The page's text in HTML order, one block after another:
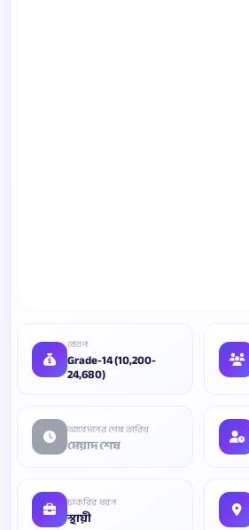
বেতন
Grade-14 (10,200-
24,680)
আবেদনের শেষ তারিখ
মেয়াদ শেষ
চাকরির ধরন
স্থায়ী